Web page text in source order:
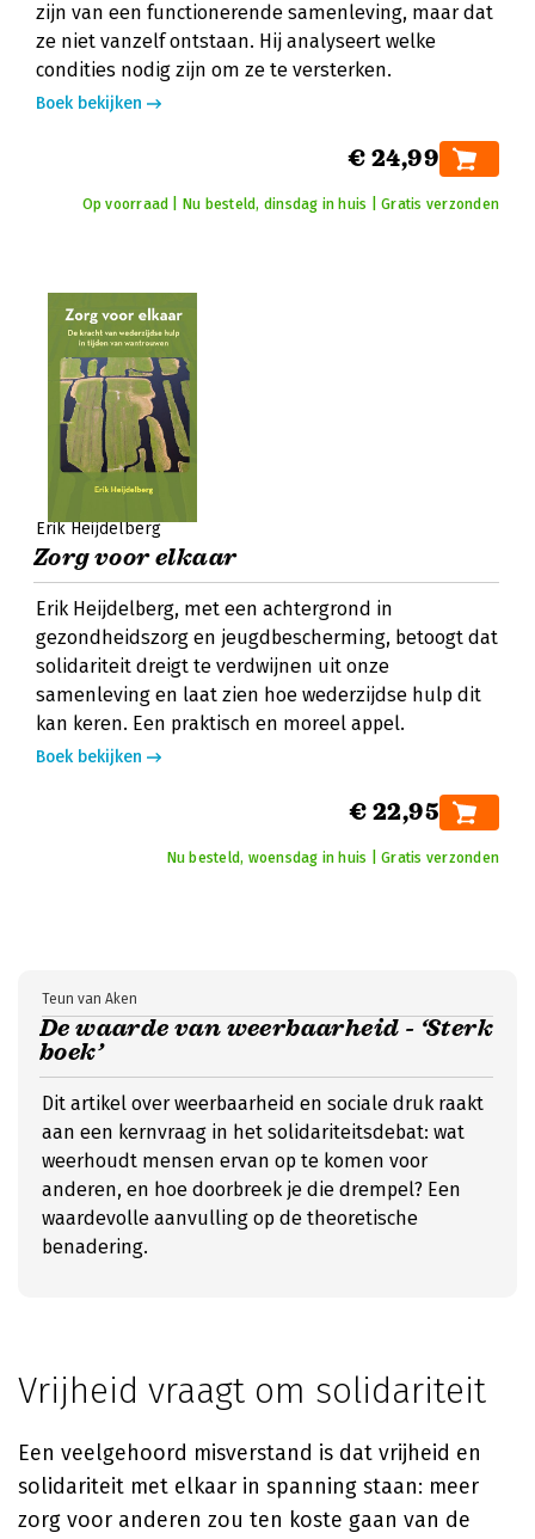
zijn van een functionerende samenleving, maar dat
ze niet vanzelf ontstaan. Hij analyseert welke
condities nodig zijn om ze te versterken.
Boek bekijken
€ 24,99
Op voorraad | Nu besteld, dinsdag in huis | Gratis verzonden
Erik Heijdelberg
Zorg voor elkaar
Erik Heijdelberg, met een achtergrond in
gezondheidszorg en jeugdbescherming, betoogt dat
solidariteit dreigt te verdwijnen uit onze
samenleving en laat zien hoe wederzijdse hulp dit
kan keren. Een praktisch en moreel appel.
Boek bekijken
€ 22,95
Nu besteld, woensdag in huis | Gratis verzonden
De waarde van weerbaarheid - ‘Sterk
boek’
Teun van Aken
Dit artikel over weerbaarheid en sociale druk raakt
aan een kernvraag in het solidariteitsdebat: wat
weerhoudt mensen ervan op te komen voor
anderen, en hoe doorbreek je die drempel? Een
waardevolle aanvulling op de theoretische
benadering.
Vrijheid vraagt om solidariteit
Een veelgehoord misverstand is dat vrijheid en
solidariteit met elkaar in spanning staan: meer
zorg voor anderen zou ten koste gaan van de